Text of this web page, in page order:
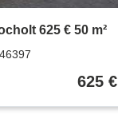
625 € 50 m²
625 €